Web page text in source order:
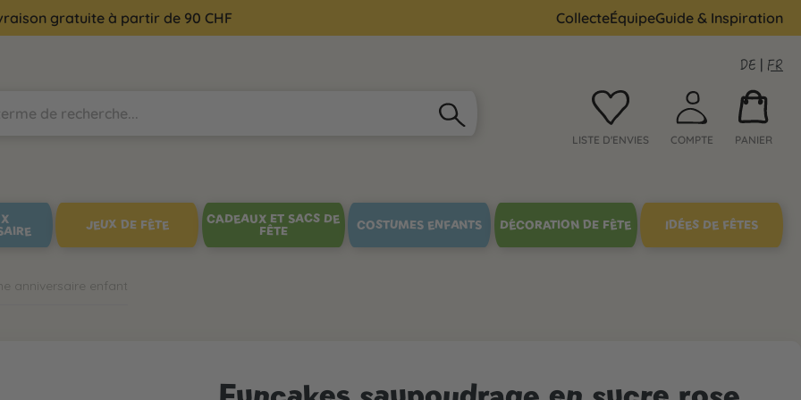
gratuite à partir de 90 CHF CollecteÉquipeGuide & Inspiration
DE | FR
LISTE D'ENVIES COMPTE PANIER
JEUX DE FÊTE
CADEAUX ET SACS DE
FÊTE
COSTUMES ENFANTS DÉCORATION DE FÊTE IDÉES DE FÊTES
anniversaire enfant